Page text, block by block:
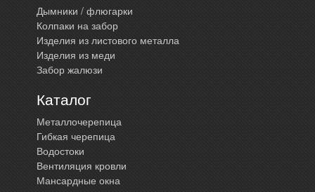
Дымники / флюгарки
Колпаки на забор
Изделия из листового металла
Изделия из меди
Забор жалюзи
Каталог
Металлочерепица
Гибкая черепица
Водостоки
Вентиляция кровли
Мансардные окна